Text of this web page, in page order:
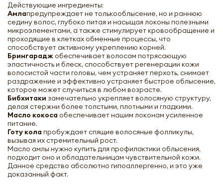
Действующие ингредиенты:
Амлапредупреждает не толькооблысение, но и раннюю
седину волос, глубоко питая и насыщая локоны полезными
микроэлементами, а также стимулирует кровообращение и
проходящие в клетках обменные процессы, что
способствует активному укреплению корней.
Брингарадж обеспечивает волосам потрясающую
эластичность и блеск, способствует регенерации кожи
волосистой части головы, чем устраняет перхоть, снимает
раздражение и эффективно устраняет быстрое облысение,
которое может случиться в любом возрасте.
Бибхитаки замечательно укрепляет волосяную структуру,
делая стержни более толстыми, плотными и гладкими.
Масло кокоса обеспечивает нашим локонам усиленное
питание.
Готу кола пробуждает спящие волосяные фолликулы,
вызывая их стремительный рост.
Масло амлы нужно купить для профилактики облысения,
подходит оно и обладательницам чувствительной кожи.
Данное средство абсолютно гипоаллергенно, и это уже
доказанный факт.